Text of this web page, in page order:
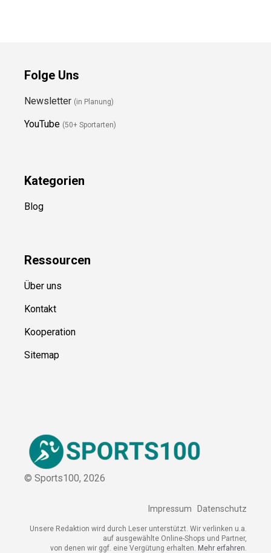
Datenschutz
Unsere Redaktion wird durch Leser unterstützt. Wir verlinken